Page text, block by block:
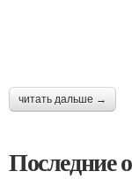
читать дальше →
Последние